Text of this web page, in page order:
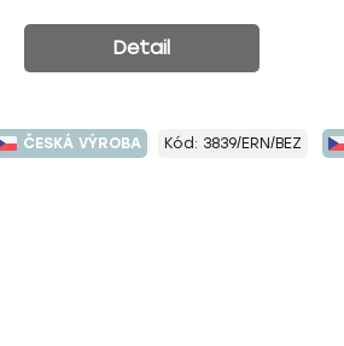
Detail
ČESKÁ VÝROBA Kód: 3839/ERN/BEZ